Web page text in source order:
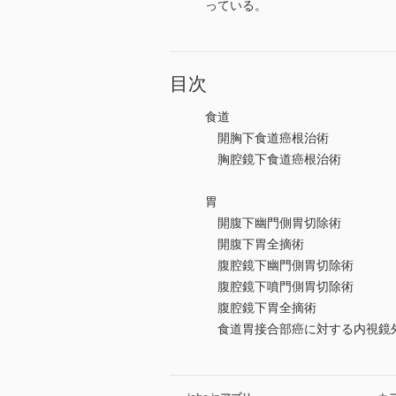
っている。
目次
食道
開胸下食道癌根治術
胸腔鏡下食道癌根治術
胃
開腹下幽門側胃切除術
開腹下胃全摘術
腹腔鏡下幽門側胃切除術
腹腔鏡下噴門側胃切除術
腹腔鏡下胃全摘術
食道胃接合部癌に対する内視鏡